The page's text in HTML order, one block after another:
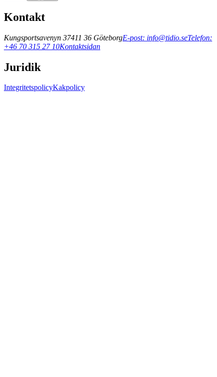
Kontakt
Kungsportsavenyn 37411 36 GöteborgE-post: info@tidio.seTelefon:
+46 70 315 27 10Kontaktsidan
Juridik
IntegritetspolicyKakpolicy